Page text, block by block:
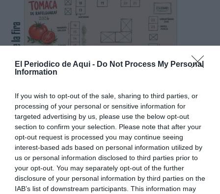
El Periodico de Aqui - Do Not Process My Personal
Information
If you wish to opt-out of the sale, sharing to third parties, or
processing of your personal or sensitive information for
targeted advertising by us, please use the below opt-out
section to confirm your selection. Please note that after your
opt-out request is processed you may continue seeing
interest-based ads based on personal information utilized by
us or personal information disclosed to third parties prior to
your opt-out. You may separately opt-out of the further
disclosure of your personal information by third parties on the
IAB’s list of downstream participants. This information may
Expositors de la III Fira de la Tomaca de Rafelguaraf. -
alcaldessa de Rafelguaraf, Rafaela Aliaga, assegura
que esta edició “ha fet un salt de qualitat”amb una
programació reforçada i una major projecció de
l’esdeveniment.
Amb tot, la Fira de la Tomaca es consolida com el